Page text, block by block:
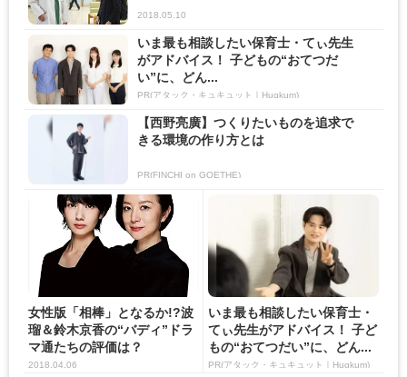
2018.05.10
いま最も相談したい保育士・てぃ先生
がアドバイス！ 子どもの“おてつだ
い”に、どん...
PR(アタック・キュキュット｜Hugkum)
【西野亮廣】つくりたいものを追求で
きる環境の作り方とは
PR(FINCHI on GOETHE)
女性版「相棒」となるか!?波
瑠＆鈴木京香の“バディ”ドラ
マ通たちの評価は？
2018.04.06
いま最も相談したい保育士・
てぃ先生がアドバイス！ 子ど
もの“おてつだい”に、どん...
PR(アタック・キュキュット｜Hugkum)